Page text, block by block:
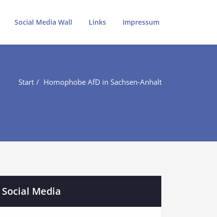
Social Media Wall Links Impressum
Start Homophobe AfD in Sachsen-Anhalt
Social Media